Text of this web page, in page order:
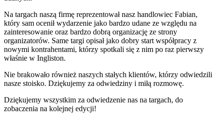
Na targach naszą firmę reprezentował nasz handlowiec Fabian,
który sam ocenił wydarzenie jako bardzo udane ze względu na
zainteresowanie oraz bardzo dobrą organizację ze strony
organizatorów. Same targi opisał jako dobry start współpracy z
nowymi kontrahentami, którzy spotkali się z nim po raz pierwszy
właśnie w Ingliston.
Nie brakowało również naszych stałych klientów, którzy odwiedzili
nasze stoisko. Dziękujemy za odwiedziny i miłą rozmowę.
Dziękujemy wszystkim za odwiedzenie nas na targach, do
zobaczenia na kolejnej edycji!